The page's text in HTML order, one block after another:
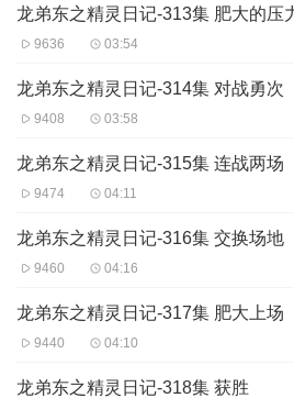
龙弟东之精灵日记-313集 肥大的压
9636 03:54
龙弟东之精灵日记-314集 对战勇次
9408 03:58
龙弟东之精灵日记-315集 连战两场
9474 04:11
龙弟东之精灵日记-316集 交换场地
9460 04:16
龙弟东之精灵日记-317集 肥大上场
9440 04:10
龙弟东之精灵日记-318集 获胜